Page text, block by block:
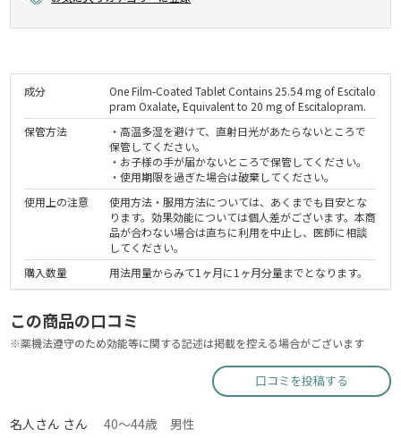
成分
One Film-Coated Tablet Contains 25.54 mg of Escitalo
pram Oxalate, Equivalent to 20 mg of Escitalopram.
保管方法
・高温多湿を避けて、直射日光があたらないところで
保管してください。
・お子様の手が届かないところで保管してください。
・使用期限を過ぎた場合は破棄してください。
使用上の注意
使用方法・服用方法については、あくまでも目安とな
ります。効果効能については個人差がございます。本商
品が合わない場合は直ちに利用を中止し、医師に相談
してください。
購入数量
用法用量からみて1ヶ月に1ヶ月分量までとなります。
この商品の口コミ
※薬機法遵守のため効能等に関する記述は掲載を控える場合がございます
口コミを投稿する
名人さん さん 40～44歳 男性